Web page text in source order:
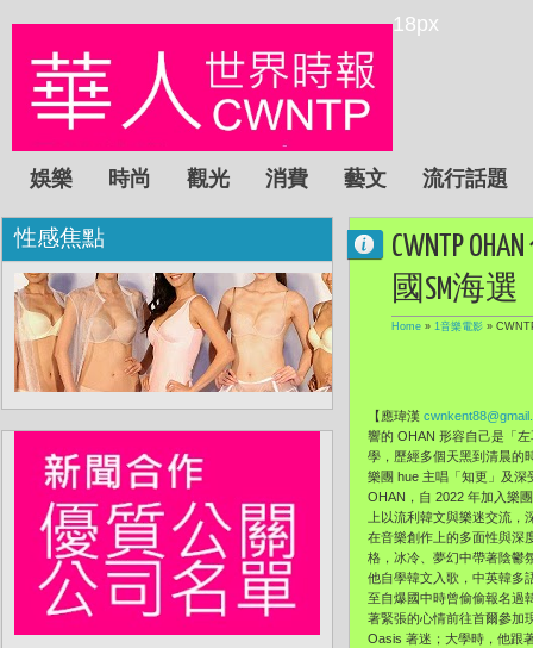
18px
娛樂 時尚 觀光 消費 藝文 流行話題
CWNTP
國SM海選
Home » 1音樂電影 »
【應瑋漢
響的 OHAN 形容自己是「
學，歷經多個天黑到清晨的
樂團 hue 主唱「知更」及深
OHAN，自 2022 年加入樂
上以流利韓文與樂迷交流
在音樂創作上的多面性與深
格，冰冷、夢幻中帶著陰鬱
他自學韓文入歌，中英韓多
至自爆國中時曾偷偷報名過
著緊張的心情前往首爾參加
Oasis 著迷；大學時，他跟
性感焦點